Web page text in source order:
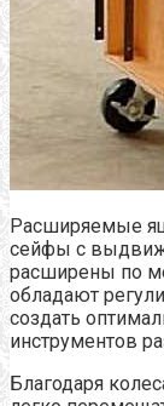
Расширяемые
сейфы с
расширены по
обладают
создать
инструментов
Благодаря